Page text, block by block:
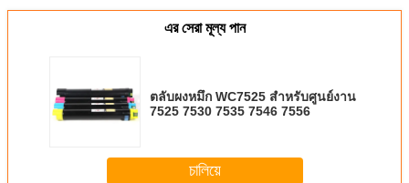
এর সেরা মূল্য পান
ตลับผงหมึก WC7525 สำหรับศูนย์งาน
7525 7530 7535 7546 7556
চালিয়ে